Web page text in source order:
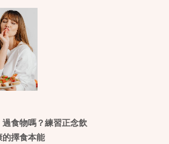
食物嗎？練習正念飲
擇食本能